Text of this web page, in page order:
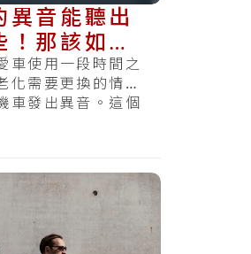
異音能聽出
那該如何
呢？
車使用一段時間之
化需要更換的情
車發出異音。這個